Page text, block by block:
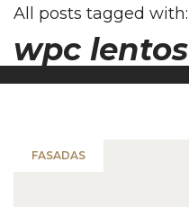
All posts tagged with:
wpc lentos
FASADAS